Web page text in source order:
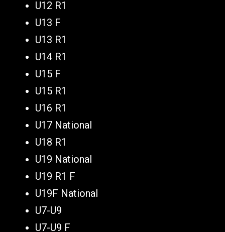
U12 R1
U13 F
U13 R1
U14 R1
U15 F
U15 R1
U16 R1
U17 National
U18 R1
U19 National
U19 R1 F
U19F National
U7-U9
U7-U9 F